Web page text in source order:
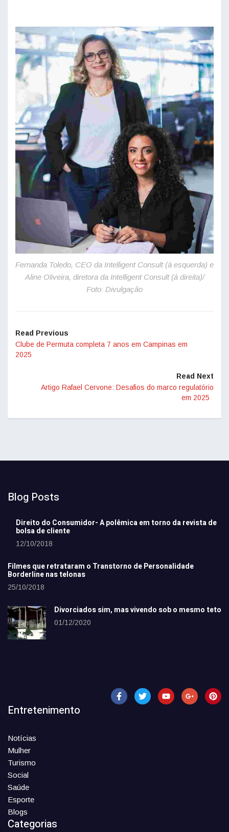
Fernanda Toledo, CEO da Intelligent Consult (à esquerda) e
Aline Oliveira, diretora da Intelligent Consult (à direita)/
Foto: Divulgação
Read Previous
Clube de Permuta completa 7 anos em Campinas em
2025
Read Next
Artigo Rafael Cervone: Desafios do marco regulatório
em 2025
Blog Posts
Direito do Consumidor- A polêmica em torno da revista de
bolsa de cliente
12/10/2018
Filmes que retrataram o Transtorno de Personalidade
Borderline nas telonas
25/10/2018
Divorciados sim, mas vivendo sob o mesmo teto
01/12/2020
Entretenimento
Notícias
Mulher
Turismo
Social
Saúde
Esporte
Blogs
Categorias